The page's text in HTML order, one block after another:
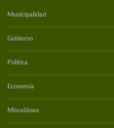
Municipalidad
Gobierno
Política
Economía
Miscelánea